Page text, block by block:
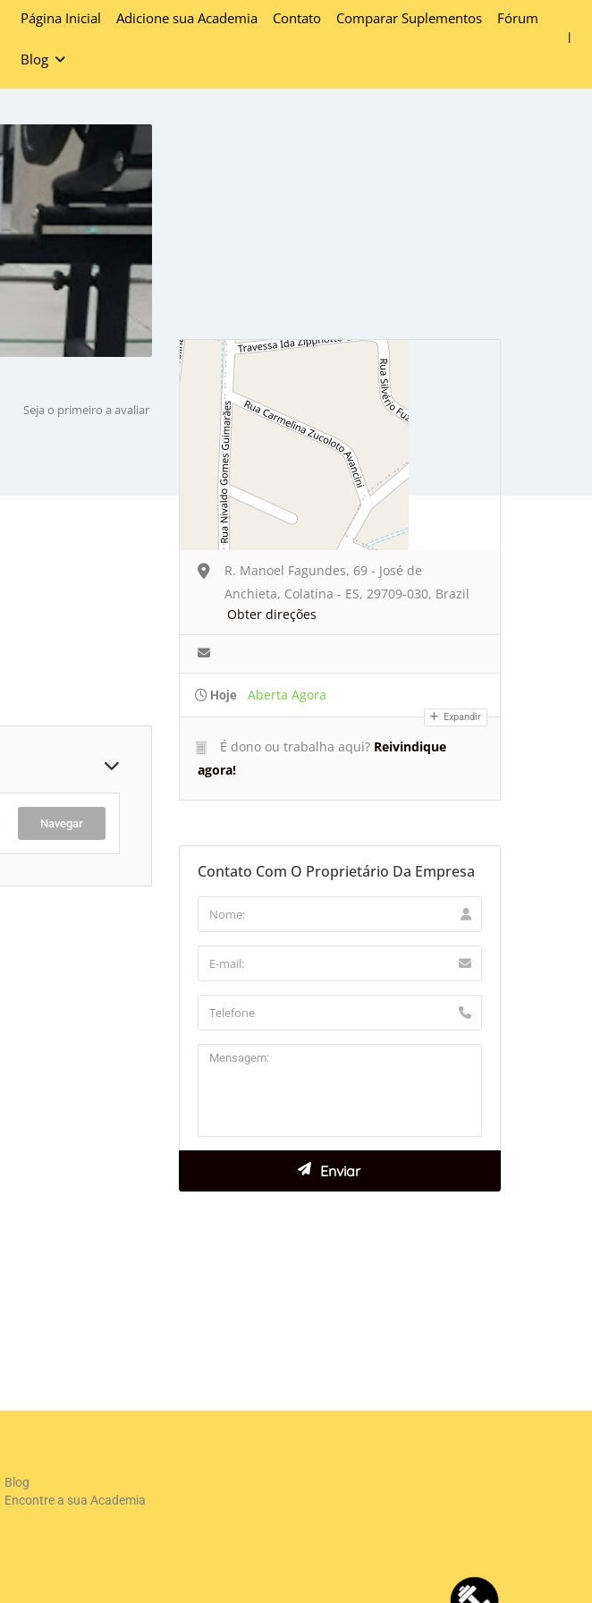
Página Inicial Adicione sua Academia Contato Comparar Suplementos Fórum
Blog
Seja o primeiro a avaliar
Navegar
R. Manoel Fagundes, 69 - José de
Anchieta, Colatina - ES, 29709-030, Brazil
Obter direções
Hoje Aberta Agora
Expandir
É dono ou trabalha aqui? Reivindique
agora!
Contato Com O Proprietário Da Empresa
Blog
Encontre a sua Academia